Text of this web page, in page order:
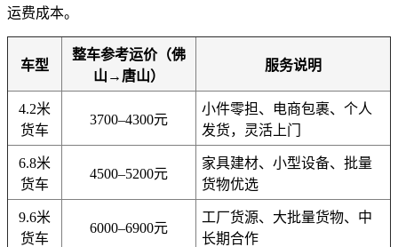
运费成本。
车型
整车参考运价（佛
山→唐山）
服务说明
4.2米
货车
3700–4300元
小件零担、电商包裹、个人
发货，灵活上门
6.8米
货车
4500–5200元
家具建材、小型设备、批量
货物优选
9.6米
货车
6000–6900元
工厂货源、大批量货物、中
长期合作